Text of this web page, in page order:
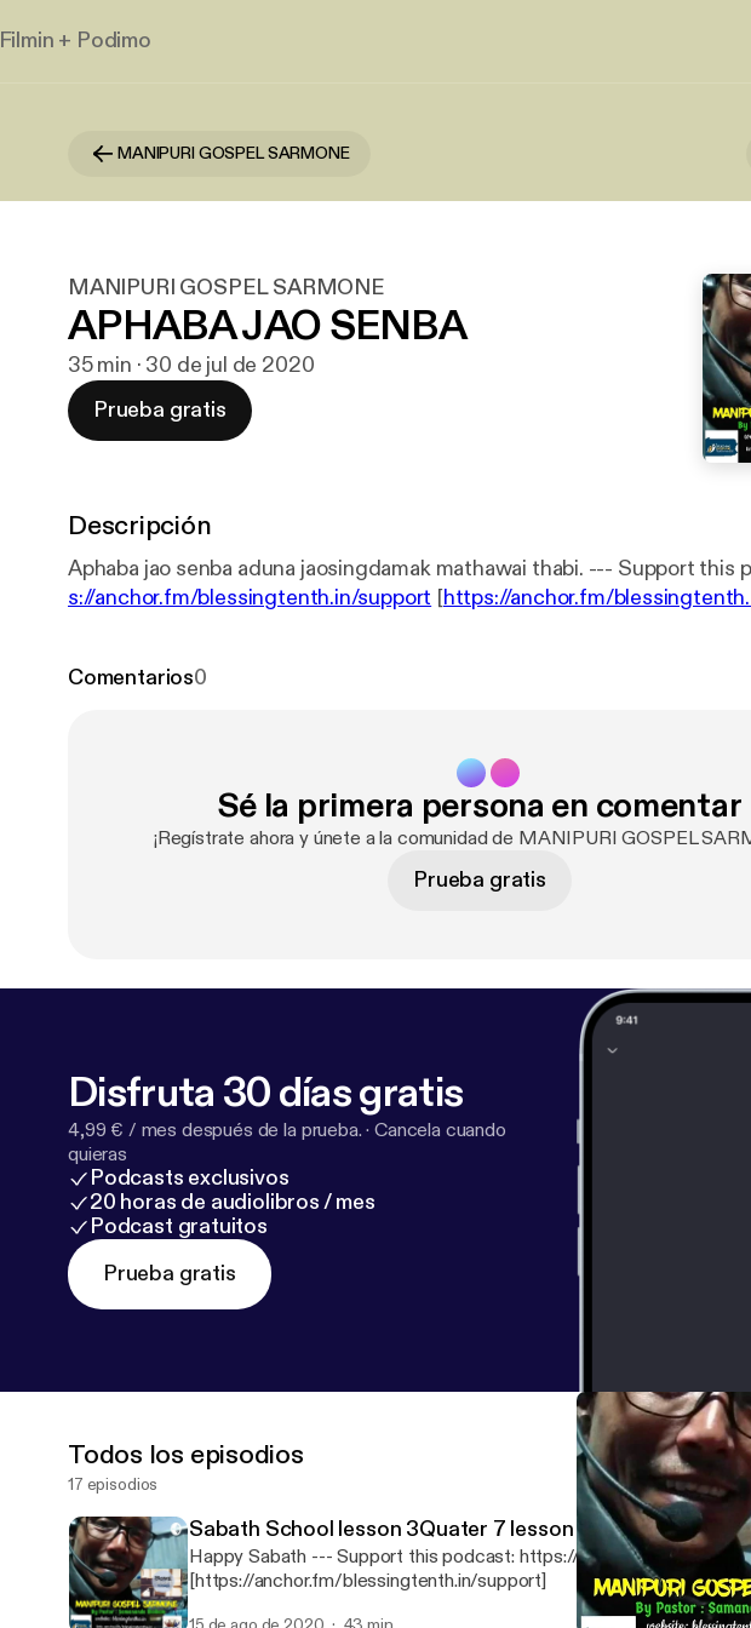
Filmin + Podimo
MANIPURI GOSPEL SARMONE
MANIPURI GOSPEL SARMONE
APHABA JAO SENBA
35 min · 30 de jul de 2020
Prueba gratis
Descripción
Aphaba jao senba aduna jaosingdamak
s://anchor.fm/blessingtenth.in/support [https://anchor.fm/
Comentarios0
Sé la primera persona en comentar
¡Regístrate ahora y únete a la comunidad de MANIPURI GOSPEL
Prueba gratis
Disfruta 30 días gratis
4,99 € / mes después de la prueba. ·Cancela cuando
quieras
Podcasts exclusivos
20 horas de audiolibros / mes
Podcast gratuitos
Prueba gratis
Todos los episodios
17 episodios
Sabath School lesson 3Quater 7 lesson Shearing the
Happy Sabath --- Support this podcast: https://anchor.fm/blessingtenth.in/support
[https://anchor.fm/blessingtenth.in/support]